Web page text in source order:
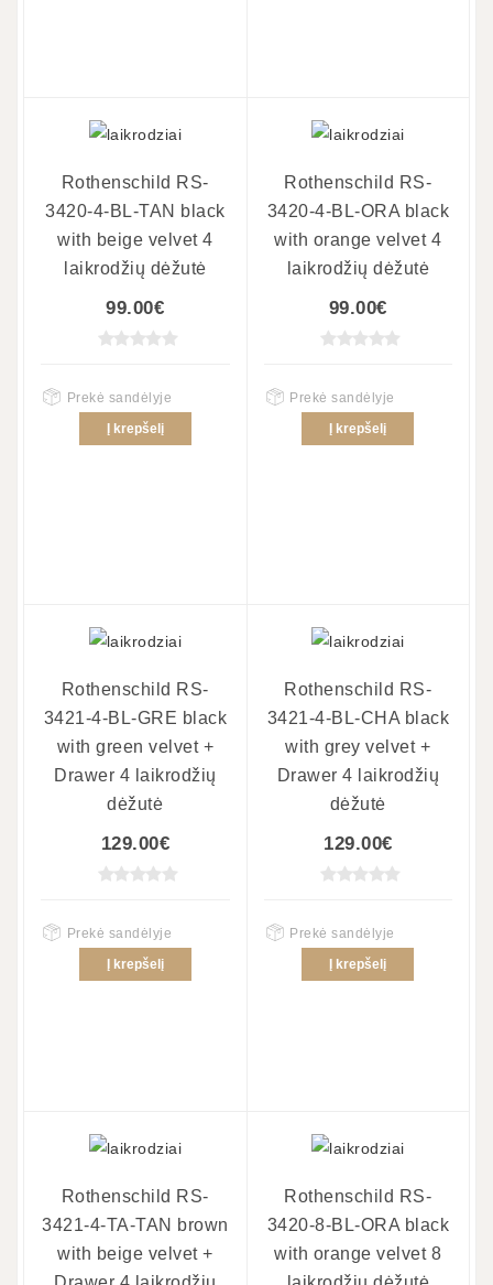
Rothenschild RS-
3420-4-BL-TAN black
with beige velvet 4
laikrodžių dėžutė
99.00€
Prekė sandėlyje
Į krepšelį
Rothenschild RS-
3420-4-BL-ORA black
with orange velvet 4
laikrodžių dėžutė
99.00€
Prekė sandėlyje
Į krepšelį
Rothenschild RS-
3421-4-BL-GRE black
with green velvet +
Drawer 4 laikrodžių
dėžutė
129.00€
Prekė sandėlyje
Į krepšelį
Rothenschild RS-
3421-4-BL-CHA black
with grey velvet +
Drawer 4 laikrodžių
dėžutė
129.00€
Prekė sandėlyje
Į krepšelį
Rothenschild RS-
3421-4-TA-TAN brown
with beige velvet +
Rothenschild RS-
3420-8-BL-ORA black
with orange velvet 8